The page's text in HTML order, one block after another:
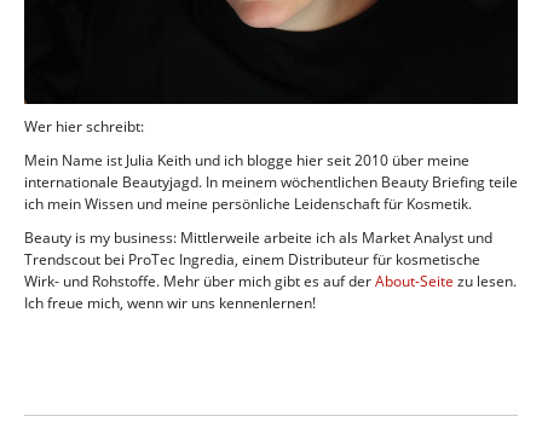
Wer hier schreibt:
Mein Name ist Julia Keith und ich blogge hier seit 2010 über meine
internationale Beautyjagd. In meinem wöchentlichen Beauty Briefing teile
ich mein Wissen und meine persönliche Leidenschaft für Kosmetik.
Beauty is my business: Mittlerweile arbeite ich als Market Analyst und
Trendscout bei ProTec Ingredia, einem Distributeur für kosmetische
Wirk- und Rohstoffe. Mehr über mich gibt es auf derAbout-Seite zu lesen.
Ich freue mich, wenn wir uns kennenlernen!